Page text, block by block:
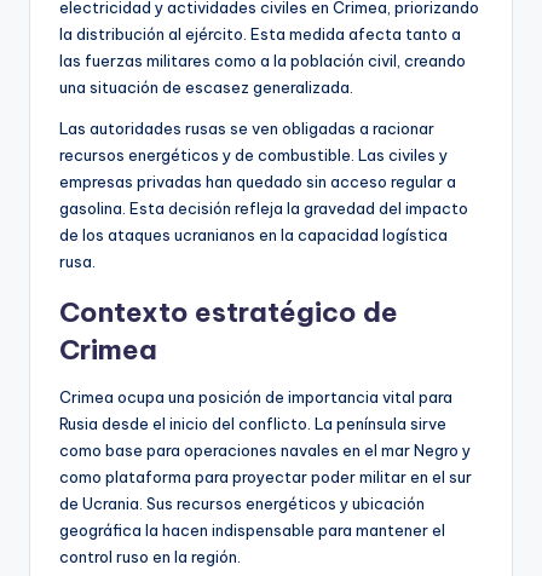
electricidad y actividades civiles en Crimea, priorizando
la distribución al ejército. Esta medida afecta tanto a
las fuerzas militares como a la población civil, creando
una situación de escasez generalizada.
Las autoridades rusas se ven obligadas a racionar
recursos energéticos y de combustible. Las civiles y
empresas privadas han quedado sin acceso regular a
gasolina. Esta decisión refleja la gravedad del impacto
de los ataques ucranianos en la capacidad logística
rusa.
Contexto estratégico de
Crimea
Crimea ocupa una posición de importancia vital para
Rusia desde el inicio del conflicto. La península sirve
como base para operaciones navales en el mar Negro y
como plataforma para proyectar poder militar en el sur
de Ucrania. Sus recursos energéticos y ubicación
geográfica la hacen indispensable para mantener el
control ruso en la región.